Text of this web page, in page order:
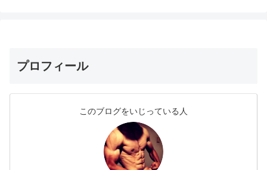
プロフィール
このブログをいじっている人